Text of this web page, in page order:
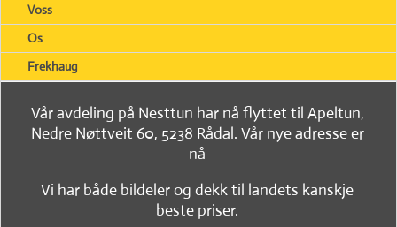
Voss
Os
Frekhaug
Vår avdeling på Nesttun har nå flyttet til Apeltun,
Nedre Nøttveit 60, 5238 Rådal. Vår nye adresse er
nå
Vi har både bildeler og dekk til landets kanskje
beste priser.